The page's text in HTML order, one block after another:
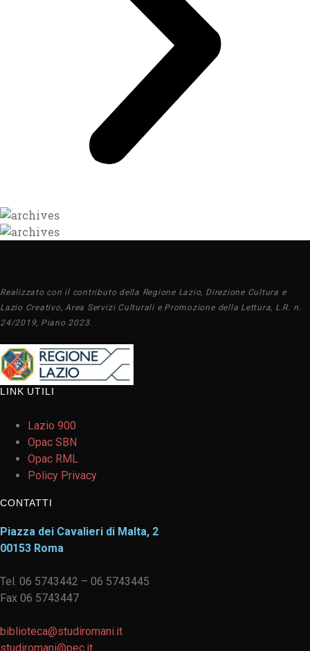
Realizzato con il contributo della Regione Lazio, Direzione Cultura e
Lazio Creativo, Area Servizi Culturali e Promozione della Lettura, L.R. n.
24/2019, Piano 2023.
LINK UTILI
Lazio 900
Opac SBN
Opac RML
Policy Privacy
CONTATTI
Piazza dei Cavalieri di Malta, 2
00153 Roma
Tel. 06 5743442 – 06 5743445
Fax 06 5743447
biblioteca@studiromani.it
studiromani@pec.it